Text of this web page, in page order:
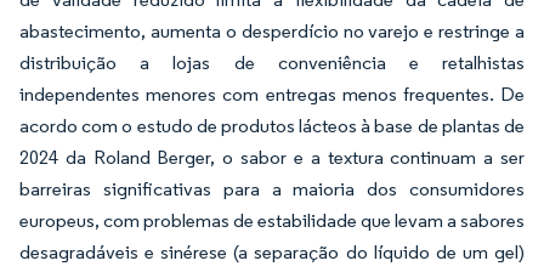
abastecimento, aumenta o desperdício no varejo e restringe a
distribuição a lojas de conveniência e retalhistas
independentes menores com entregas menos frequentes. De
acordo com o estudo de produtos lácteos à base de plantas de
2024 da Roland Berger, o sabor e a textura continuam a ser
barreiras significativas para a maioria dos consumidores
europeus, com problemas de estabilidade que levam a sabores
desagradáveis e sinérese (a separação do líquido de um gel)